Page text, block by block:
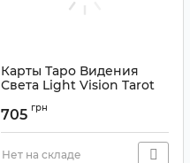
Карты Таро Видения
Света Light Vision Tarot
705 грн
Нет на складе